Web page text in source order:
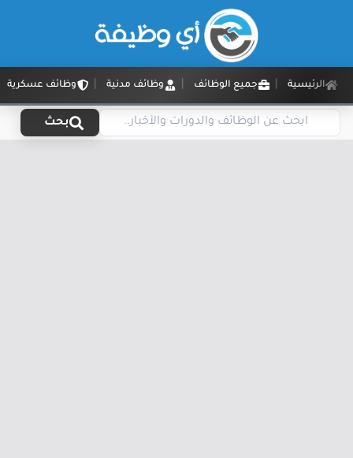
الرئيسية جميع الوظائف وظائف مدنية وظائف عسكرية
بحث